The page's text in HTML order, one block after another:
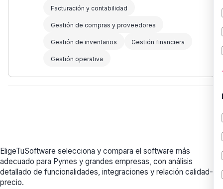
Facturación y contabilidad
Gestión de compras y proveedores
Gestión de inventarios Gestión financiera
Gestión operativa
EligeTuSoftware selecciona y compara el software más
adecuado para Pymes y grandes empresas, con análisis
detallado de funcionalidades, integraciones y relación calidad-
precio.